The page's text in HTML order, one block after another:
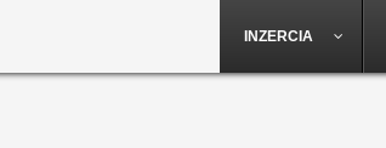
INZERCIA